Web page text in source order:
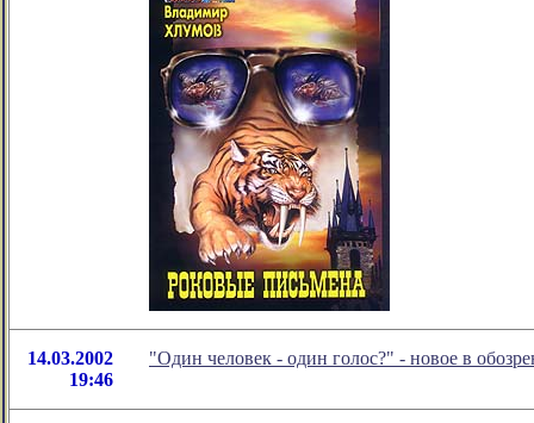
14.03.2002
19:46
"Один человек - один голос?" - новое в